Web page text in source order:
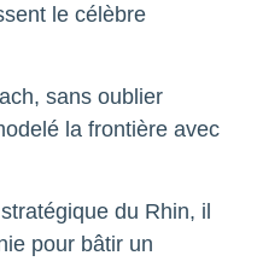
le célèbre
sans oublier
la frontière avec
du Rhin, il
pour bâtir un